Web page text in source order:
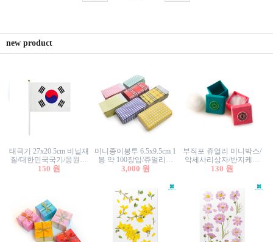
new product
태극기 27x20.5cm 비닐재
질/대한민국국기/응원깃
발/행사깃발
150 원
미니종이봉투 6.5x9.5cm 1
봉 약 100장입/쥬얼리봉
투/증명사진봉투/악세사
3,000 원
부직포 쥬얼리 미니박스/
악세사리상자/반지케이
스/반지상자/귀걸이상자/
130 원